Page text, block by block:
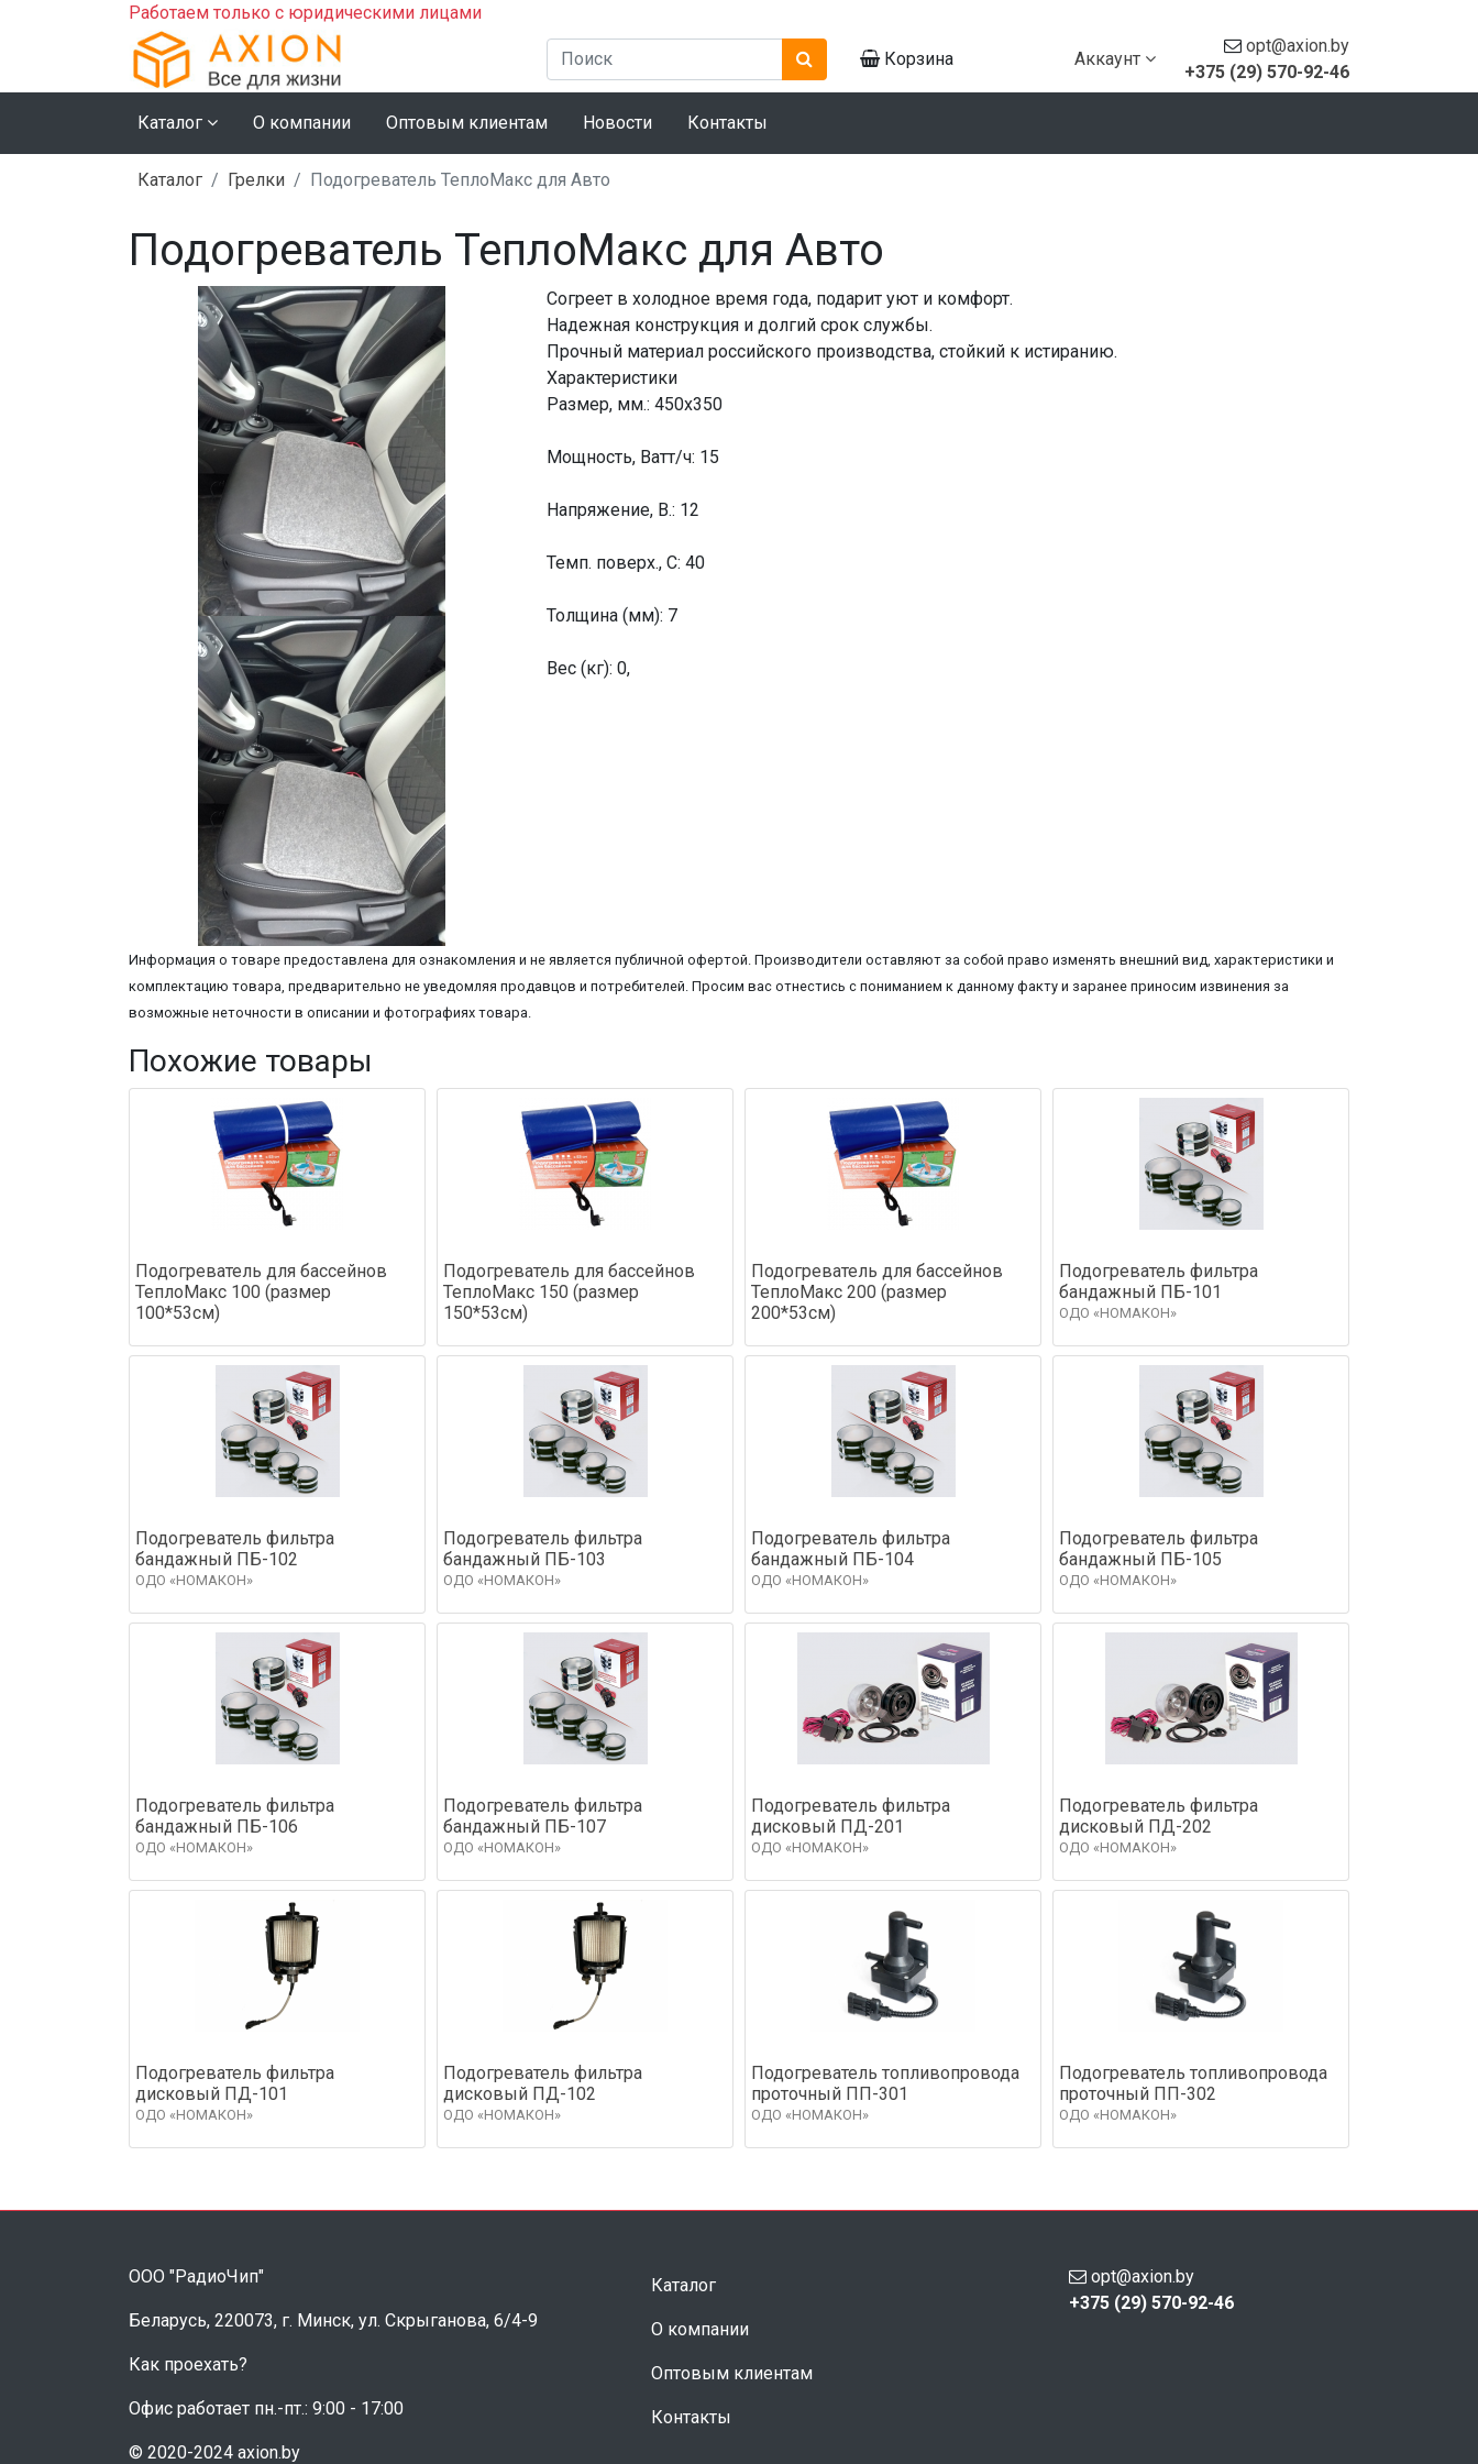
Работаем только с юридическими лицами
Корзина Аккаунт
opt@axion.by
+375 (29) 570-92-46
Каталог О компании Оптовым клиентам Новости Контакты
Каталог Грелки Подогреватель ТеплоМакс для Авто
Подогреватель ТеплоМакс для Авто
Согреет в холодное время года, подарит уют и комфорт.
Надежная конструкция и долгий срок службы.
Прочный материал российского производства, стойкий к истиранию.
Характеристики
Размер, мм.: 450х350
Мощность, Ватт/ч: 15
Напряжение, В.: 12
Темп. поверх., С: 40
Толщина (мм): 7
Вес (кг): 0,
Информация о товаре предоставлена для ознакомления и не является публичной офертой. Производители оставляют за собой право изменять внешний вид, характеристики и
комплектацию товара, предварительно не уведомляя продавцов и потребителей. Просим вас отнестись с пониманием к данному факту и заранее приносим извинения за
возможные неточности в описании и фотографиях товара.
Похожие товары
Подогреватель для бассейнов
ТеплоМакс 100 (размер
100*53см)
Подогреватель для бассейнов
ТеплоМакс 150 (размер
150*53см)
Подогреватель для бассейнов
ТеплоМакс 200 (размер
200*53см)
Подогреватель фильтра
бандажный ПБ-101
ОДО «НОМАКОН»
Подогреватель фильтра
бандажный ПБ-102
ОДО «НОМАКОН»
Подогреватель фильтра
бандажный ПБ-103
ОДО «НОМАКОН»
Подогреватель фильтра
бандажный ПБ-104
ОДО «НОМАКОН»
Подогреватель фильтра
бандажный ПБ-105
ОДО «НОМАКОН»
Подогреватель фильтра
бандажный ПБ-106
ОДО «НОМАКОН»
Подогреватель фильтра
бандажный ПБ-107
ОДО «НОМАКОН»
Подогреватель фильтра
дисковый ПД-201
ОДО «НОМАКОН»
Подогреватель фильтра
дисковый ПД-202
ОДО «НОМАКОН»
Подогреватель фильтра
дисковый ПД-101
ОДО «НОМАКОН»
Подогреватель фильтра
дисковый ПД-102
ОДО «НОМАКОН»
Подогреватель топливопровода
проточный ПП-301
ОДО «НОМАКОН»
Подогреватель топливопровода
проточный ПП-302
ОДО «НОМАКОН»
ООО "РадиоЧип"
Беларусь, 220073, г. Минск, ул. Скрыганова, 6/4-9
Как проехать?
Офис работает пн.-пт.: 9:00 - 17:00
© 2020-2024 axion.by
Каталог
О компании
Оптовым клиентам
Контакты
opt@axion.by
+375 (29) 570-92-46